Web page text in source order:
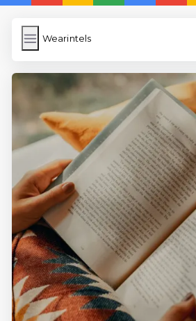
Wearintels
Wearintels
Bilder Hochladen
Wordpress Cache
Anasayfa
5 Günde İngilizce
İngilizce
Dil Eğitimi
En Hızlı İngilizce
En Kolay İngilizce